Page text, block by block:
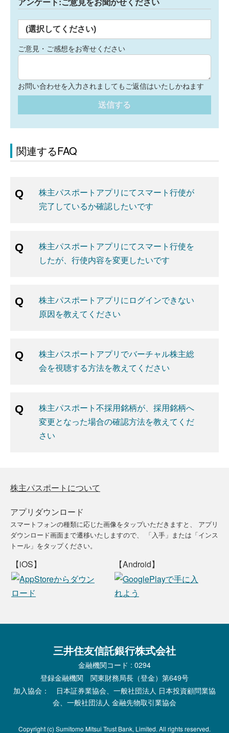
(選択してください)
ご意見・ご感想をお寄せください
お問い合わせを入力されましてもご返信はいたしかねます
送信する
関連するFAQ
株主パスポートアプリにてスマート行使が
完了しているか確認したいです
株主パスポートアプリにてスマート行使を
したが、行使内容を変更したいです
株主パスポートアプリにログインできない
原因を教えてください
株主パスポートアプリでバーチャル株主総
会を視聴する方法を教えてください
株主パスポート不採用銘柄が、採用銘柄へ
変更となった場合の確認方法を教えてくだ
さい
株主パスポートについて
アプリダウンロード
スマートフォンの種類に応じた画像をタップいただきますと、
アプリ
ダウンロード画面まで遷移いたしますので、
「入手」または「インス
トール」をタップください。
【iOS】 【Android】
三井住友信託銀行株式会社
金融機関コード : 0294
登録金融機関 関東財務局長（登金）第649号
加入協会： 日本証券業協会、一般社団法人 日本投資顧問業協
会、一般社団法人 金融先物取引業協会
Copyright (c) Sumitomo Mitsui Trust Bank, Limited. All rights reserved.